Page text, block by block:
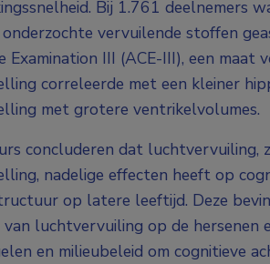
Bij 1.761 deelnemers
vervuilende stoffen
Examination III (ACE-III), een
correleerde met een kleiner
met grotere ventrikelvolumes.
concluderen dat luchtvervuiling,
nadelige effecten heeft op
op latere leeftijd. Deze
luchtvervuiling op de hersenen
en milieubeleid om cognitieve